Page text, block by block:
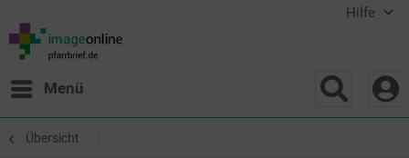
Hilfe
Menü
Übersicht